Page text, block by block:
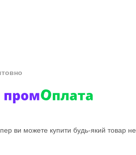
ви можете купити будь-який товар не